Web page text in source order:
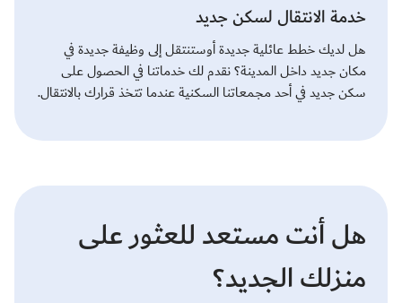
خدمة الانتقال لسكن جديد
هل لديك خطط عائلية جديدة أوستنتقل إلى وظيفة جديدة في
مكان جديد داخل المدينة؟ نقدم لك خدماتنا في الحصول على
سكن جديد في أحد مجمعاتنا السكنية عندما تتخذ قرارك بالانتقال.
هل أنت مستعد للعثور على
منزلك الجديد؟